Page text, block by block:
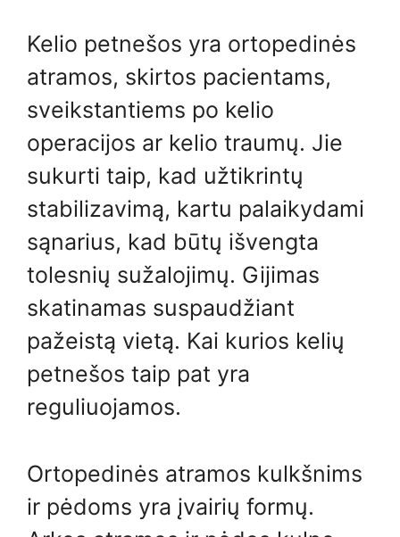
Kelio petnešos yra ortopedinės
atramos, skirtos pacientams,
sveikstantiems po kelio
operacijos ar kelio traumų. Jie
sukurti taip, kad užtikrintų
stabilizavimą, kartu palaikydami
sąnarius, kad būtų išvengta
tolesnių sužalojimų. Gijimas
skatinamas suspaudžiant
pažeistą vietą. Kai kurios kelių
petnešos taip pat yra
reguliuojamos.
Ortopedinės atramos kulkšnims
ir pėdoms yra įvairių formų.